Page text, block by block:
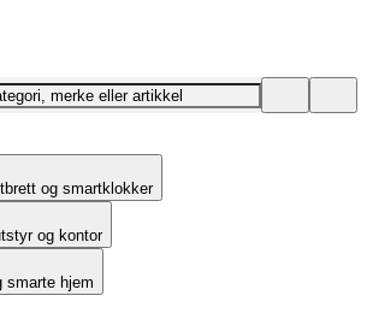
og smartklokker
og kontor
smarte hjem